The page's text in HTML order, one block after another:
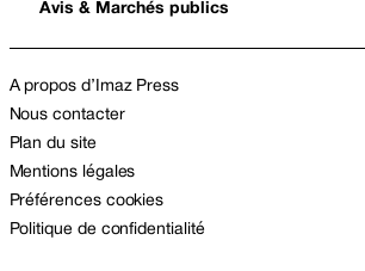
Avis & Marchés publics
A propos d’Imaz Press
Nous contacter
Plan du site
Mentions légales
Préférences cookies
Politique de confidentialité